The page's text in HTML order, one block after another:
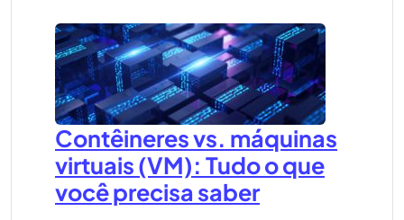
Contêineres vs. máquinas
virtuais (VM): Tudo o que
você precisa saber